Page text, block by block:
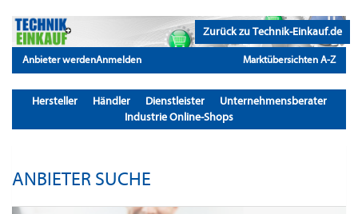
Zurück zu Technik-Einkauf.de
Anbieter werdenAnmelden Marktübersichten A-Z
Hersteller Händler Dienstleister
Unternehmensberater
Industrie Online-Shops
ANBIETER SUCHE